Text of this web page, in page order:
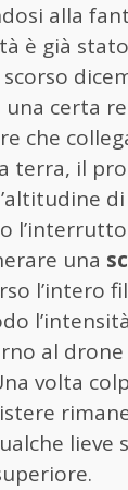
alla
è già
certa
che
terra, il
una
l’intero
al
volta
lieve